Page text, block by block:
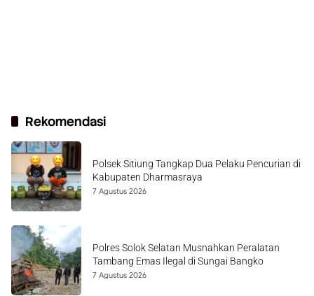
Rekomendasi
Polsek Sitiung Tangkap Dua Pelaku Pencurian di
Kabupaten Dharmasraya
7 Agustus 2026
Polres Solok Selatan Musnahkan Peralatan
Tambang Emas Ilegal di Sungai Bangko
7 Agustus 2026